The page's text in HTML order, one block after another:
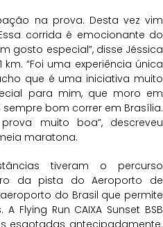
na prova. Desta vez vim
corrida é emocionante do
gosto especial”, disse Jéssica
“Foi uma experiência única
que é uma iniciativa muito
para mim, que moro em
bom correr em Brasília.
muito boa”, descreveu
maratona.
tiveram o percurso
da pista do Aeroporto de
do Brasil que permite
Flying Run CAIXA Sunset BSB